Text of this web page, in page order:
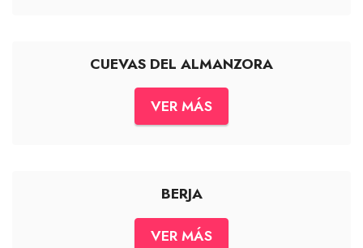
CUEVAS DEL ALMANZORA
VER MÁS
BERJA
VER MÁS